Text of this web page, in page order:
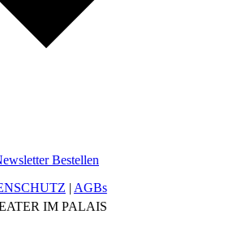
Bestellen
| AGBs
IM PALAIS